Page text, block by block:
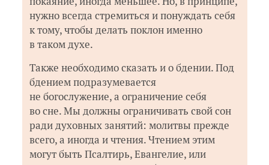
нужно всегда стремиться и понуждать себя
к тому, чтобы делать поклон именно
в таком духе.
Также необходимо сказать и о бдении. Под
бдением подразумевается
не богослужение, а ограничение себя
во сне. Мы должны ограничивать свой сон
ради духовных занятий: молитвы прежде
всего, а иногда и чтения. Чтением этим
могут быть Псалтирь, Евангелие, или